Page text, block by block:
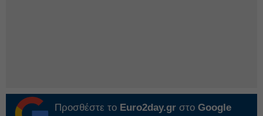
Προσθέστε το Euro2day.gr στο Google